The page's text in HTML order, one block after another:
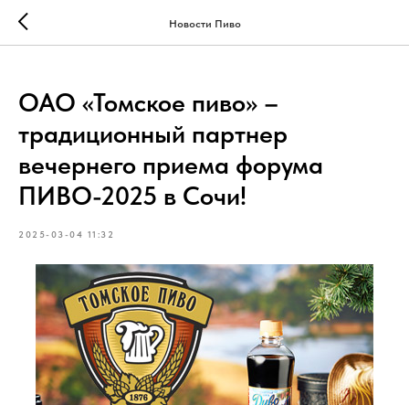
Новости Пиво
ОАО «Томское пиво» –
традиционный партнер
вечернего приема форума
ПИВО-2025 в Сочи!
2025-03-04 11:32